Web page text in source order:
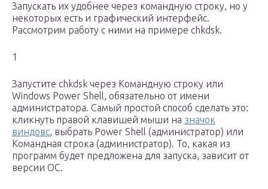
Запускать их удобнее через командную строку, но у
некоторых есть и графический интерфейс.
Рассмотрим работу с ними на примере chkdsk.
1
Запустите chkdsk через Командную строку или
Windows Power Shell, обязательно от имени
администратора. Самый простой способ сделать это:
кликнуть правой клавишей мыши на значок
виндовс, выбрать Power Shell (администратор) или
Командная строка (администратор). То, какая из
программ будет предложена для запуска, зависит от
версии ОС.